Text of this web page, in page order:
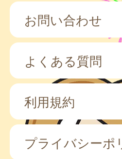
お問い合わせ
よくある質問
利用規約
プライバシーポ